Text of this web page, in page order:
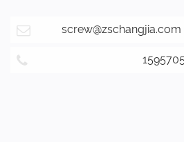
screw@zschangjia.com